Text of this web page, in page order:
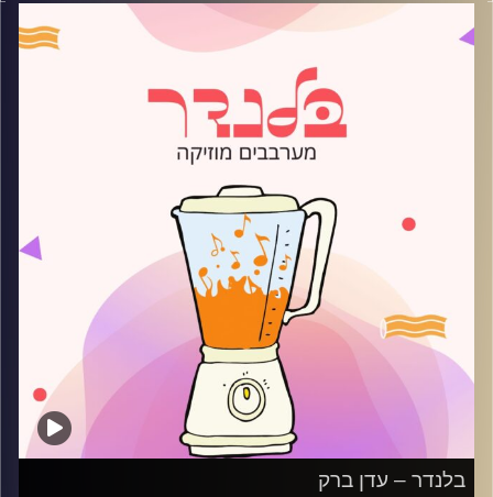
קרדיט תמונות: AudioVersity
בלנדר – עדן ברק